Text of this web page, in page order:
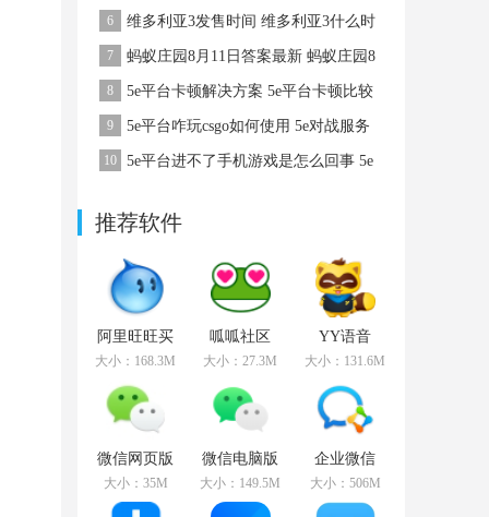
家理念
6 维多利亚3发售时间 维多利亚3什么时
候出
7 蚂蚁庄园8月11日答案最新 蚂蚁庄园8
月11日答案最新
8 5e平台卡顿解决方案 5e平台卡顿比较
严重该怎么办
9 5e平台咋玩csgo如何使用 5e对战服务
平台咋玩csgo
10 5e平台进不了手机游戏是怎么回事 5e
推荐软件
阿里旺旺买
家版
v9.12.12C官
方版
大小：168.3M
呱呱社区
v2.0.0808官
大小：27.3M
YY语音
v8.72.0.1官
大小：131.6M
微信网页版
v2.5.5官方最
新版
大小：35M
微信电脑版
v3.3.5.1000
官方最新版
大小：149.5M
企业微信
v3.1.15.3008
官方PC版
大小：506M